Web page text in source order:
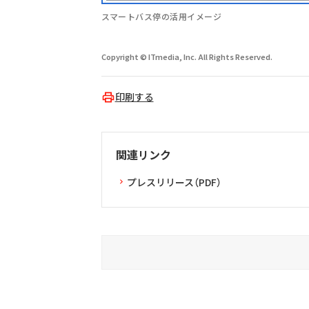
スマートバス停の活用イメージ
Copyright © ITmedia, Inc. All Rights Reserved.
印刷する
関連リンク
プレスリリース（PDF）